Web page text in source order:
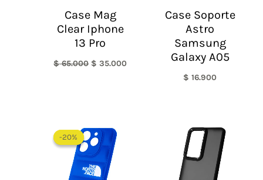
Case Mag
Clear Iphone
13 Pro
$65.000 $ 35.000
Case Soporte
Astro
Samsung
Galaxy A05
$ 16.900
-20%
-20%
precio
original
era:
$ 60.000.